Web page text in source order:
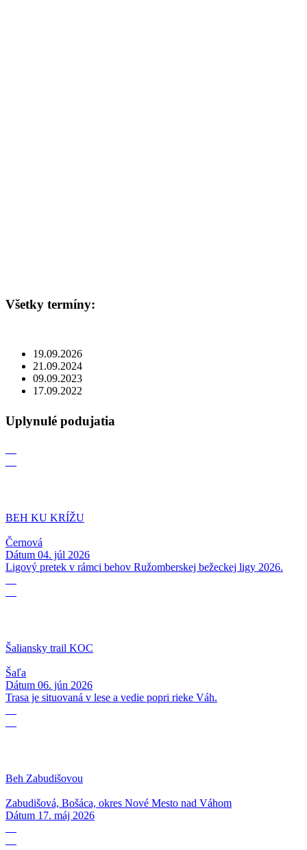
Všetky termíny:
19.09.2026
21.09.2024
09.09.2023
17.09.2022
Uplynulé podujatia
BEH KU KRÍŽU
Černová
Dátum 04. júl 2026
Ligový pretek v rámci behov Ružomberskej bežeckej ligy 2026.
Šaliansky trail KOC
Šaľa
Dátum 06. jún 2026
Trasa je situovaná v lese a vedie popri rieke Váh.
Beh Zabudišovou
Zabudišová, Bošáca, okres Nové Mesto nad Váhom
Dátum 17. máj 2026